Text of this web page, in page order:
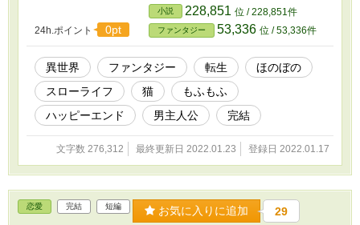
絡まれるヨルの姿を見つける。 咄嗟にヨルを庇
った陽だったが、不良たちから暴行を受けた挙
句、アレルギー症状により呼吸ができなくなり
意識を失ってしまう。 気がつくと、陽は見知ら
ぬ森の中にいた。そこにはヨルの姿もあった。
懐いてくるヨルに慌てる陽は、ヨルに触れても
症状が出ないことに気がつく。 ヨルと共に見知
らぬ町に辿り着いた陽だが、その姿を見た住人
たちは怯えながら一斉に逃げ出していった。 そ
こは、猫が「魔獣」として恐れられている世界
だったのだ。 この物語は、猫が恐れられる世界
の中で猫カフェを開店した主人公が、時に猫の
交流を深めていくお話です。 他サイト様にも同
作品を投稿しています。
24h.ポイント 0pt
小説 228,851 位 / 228,851件
ファンタジー 53,336 位 / 53,336件
異世界 ファンタジー 転生
ほのぼの
スローライフ
猫
もふもふ
ハッピーエンド
男主人公 完結
文字数 276,312 最終更新日 2022.01.23 登録日 2022.01.17
恋愛 完結 短編 お気に入りに追加 29